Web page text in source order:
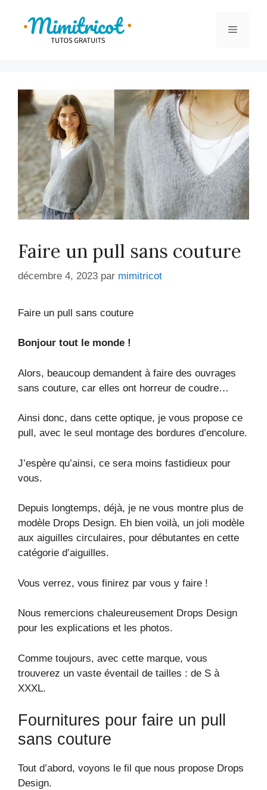
contenu
Menu
Faire un pull sans couture
décembre 4, 2023 par mimitricot
Faire un pull sans couture
Bonjour tout le monde !
Alors, beaucoup demandent à faire des ouvrages
sans couture, car elles ont horreur de coudre…
Ainsi donc, dans cette optique, je vous propose ce
pull, avec le seul montage des bordures d’encolure.
J’espère qu’ainsi, ce sera moins fastidieux pour
vous.
Depuis longtemps, déjà, je ne vous montre plus de
modèle Drops Design. Eh bien voilà, un joli modèle
aux aiguilles circulaires, pour débutantes en cette
catégorie d’aiguilles.
Vous verrez, vous finirez par vous y faire !
Nous remercions chaleureusement Drops Design
pour les explications et les photos.
Comme toujours, avec cette marque, vous
trouverez un vaste éventail de tailles : de S à
XXXL.
Fournitures pour faire un pull
sans couture
Tout d’abord, voyons le fil que nous propose Drops
Design.